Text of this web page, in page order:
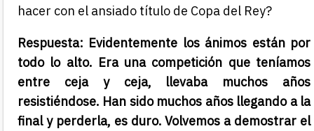
hacer con el ansiado título de Copa del Rey?
Respuesta: Evidentemente los ánimos están por
todo lo alto. Era una competición que teníamos
entre ceja y ceja, llevaba muchos años
resistiéndose. Han sido muchos años llegando a la
final y perderla, es duro. Volvemos a demostrar el